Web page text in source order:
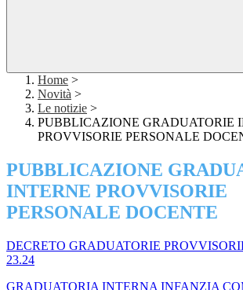
Home >
Novità >
Le notizie >
PUBBLICAZIONE GRADUATORIE
PROVVISORIE PERSONALE
PUBBLICAZIONE
INTERNE PROVVISORIE
PERSONALE DOCENTE
DECRETO GRADUATORIE
23.24
GRADUATORIA INTERNA INFANZIA